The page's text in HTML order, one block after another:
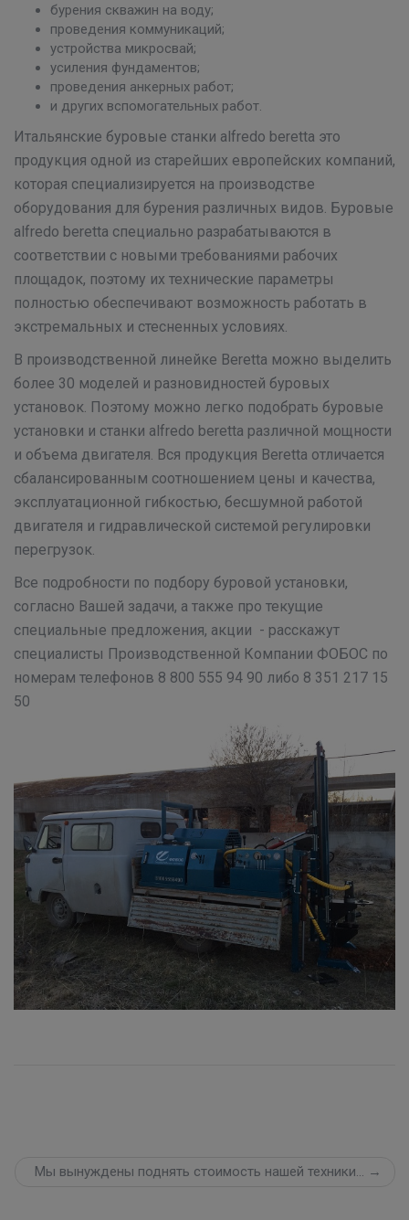
бурения скважин на воду;
проведения коммуникаций;
устройства микросвай;
усиления фундаментов;
проведения анкерных работ;
и других вспомогательных работ.
Итальянские буровые станки alfredo beretta это
продукция одной из старейших европейских компаний,
которая специализируется на производстве
оборудования для бурения различных видов. Буровые
alfredo beretta специально разрабатываются в
соответствии с новыми требованиями рабочих
площадок, поэтому их технические параметры
полностью обеспечивают возможность работать в
экстремальных и стесненных условиях.
В производственной линейке Beretta можно выделить
более 30 моделей и разновидностей буровых
установок. Поэтому можно легко подобрать буровые
установки и станки alfredo beretta различной мощности
и объема двигателя. Вся продукция Beretta отличается
сбалансированным соотношением цены и качества,
эксплуатационной гибкостью, бесшумной работой
двигателя и гидравлической системой регулировки
перегрузок.
Все подробности по подбору буровой установки,
согласно Вашей задачи, а также про текущие
специальные предложения, акции - расскажут
специалисты Производственной Компании ФОБОС по
номерам телефонов 8 800 555 94 90 либо 8 351 217 15
50
Мы вынуждены поднять стоимость нашей техники... →